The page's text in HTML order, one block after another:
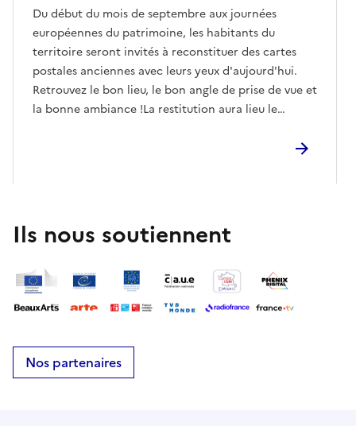
Du début du mois de septembre aux journées
européennes du patrimoine, les habitants du
territoire seront invités à reconstituer des cartes
postales anciennes avec leurs yeux d'aujourd'hui.
Retrouvez le bon lieu, le bon angle de prise de vue et
la bonne ambiance !La restitution aura lieu le
Ils nous soutiennent
Nos partenaires